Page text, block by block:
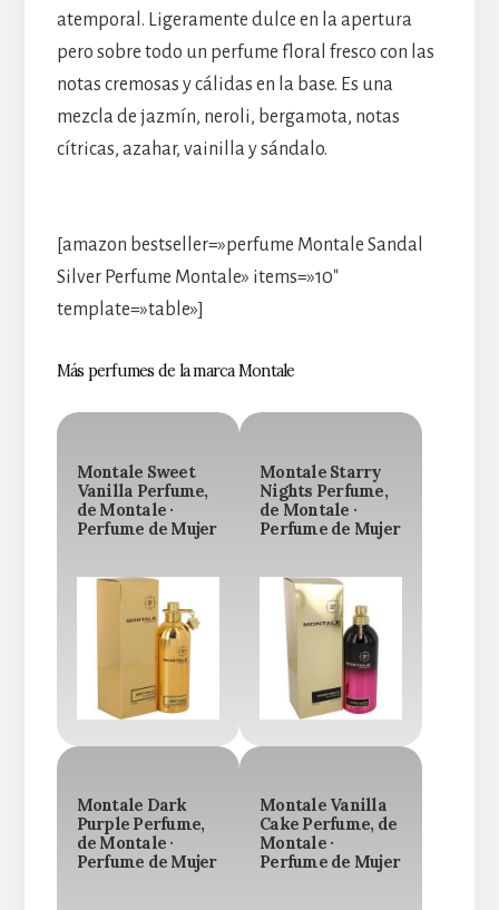
atemporal. Ligeramente dulce en la apertura
pero sobre todo un perfume floral fresco con las
notas cremosas y cálidas en la base. Es una
mezcla de jazmín, neroli, bergamota, notas
cítricas, azahar, vainilla y sándalo.
[amazon bestseller=»perfume Montale Sandal
Silver Perfume Montale» items=»10″
template=»table»]
Más perfumes de la marca Montale
Montale Sweet
Vanilla Perfume,
de Montale ·
Perfume de Mujer
Montale Starry
Nights Perfume,
de Montale ·
Perfume de Mujer
Montale Dark
Purple Perfume,
de Montale ·
Perfume de Mujer
Montale Vanilla
Cake Perfume, de
Montale ·
Perfume de Mujer